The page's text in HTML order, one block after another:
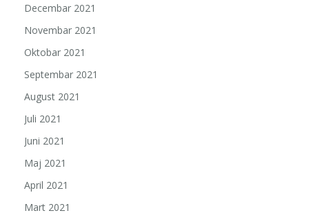
Decembar 2021
Novembar 2021
Oktobar 2021
Septembar 2021
August 2021
Juli 2021
Juni 2021
Maj 2021
April 2021
Mart 2021